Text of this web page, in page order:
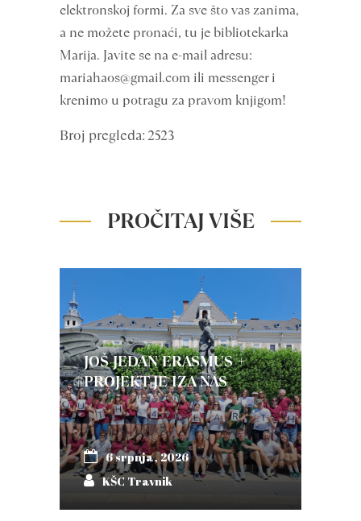
elektronskoj formi. Za sve što vas zanima,
a ne možete pronaći, tu je bibliotekarka
Marija. Javite se na e-mail adresu:
mariahaos@gmail.com ili messenger i
krenimo u potragu za pravom knjigom!
Broj pregleda: 2523
PROČITAJ VIŠE
JOŠ JEDAN ERASMUS +
PROJEKT JE IZA NAS
6 srpnja, 2026
KŠC Travnik